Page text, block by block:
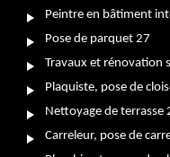
Peintre en bâtiment
Pose de parquet 27
Travaux et rénovation
Plaquiste, pose de
Nettoyage de terrasse
Carreleur, pose de